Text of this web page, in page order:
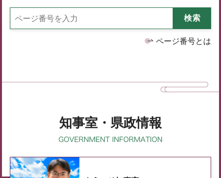
ページ番号とは
知事室・県政情報